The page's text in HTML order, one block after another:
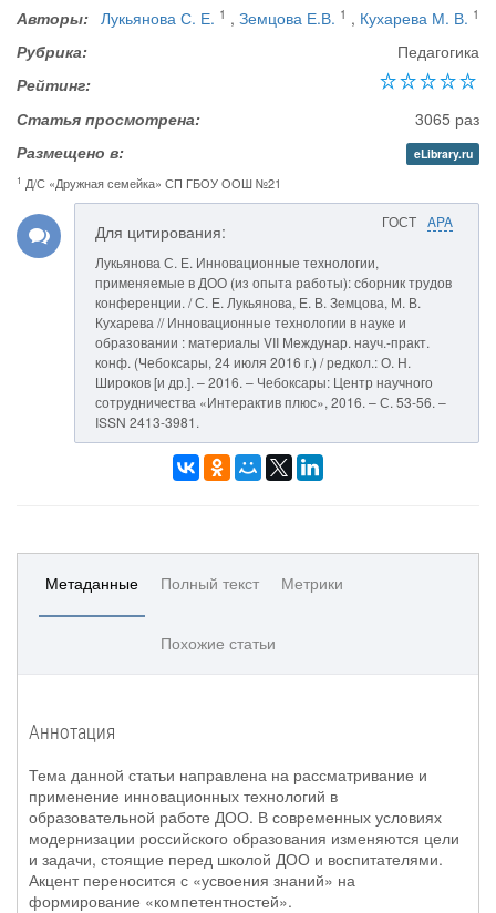
Авторы: Лукьянова С. Е. 1 , Земцова Е.В. 1 , Кухарева М. В. 1
Рубрика:
Педагогика
Рейтинг:
Статья просмотрена:
3065 раз
Размещено в:
eLibrary.ru
1 Д/С «Дружная семейка» СП ГБОУ ООШ №21
ГОСТ APA
Для цитирования:
Лукьянова С. Е. Инновационные технологии,
применяемые в ДОО (из опыта работы): сборник трудов
конференции. / С. Е. Лукьянова, Е. В. Земцова, М. В.
Кухарева // Инновационные технологии в науке и
образовании : материалы VII Междунар. науч.-практ.
конф. (Чебоксары, 24 июля 2016 г.) / редкол.: О. Н.
Широков [и др.]. – 2016. – Чебоксары: Центр научного
сотрудничества «Интерактив плюс», 2016. – С. 53-56. –
ISSN 2413-3981.
Метаданные Полный текст Метрики
Похожие статьи
Аннотация
Тема данной статьи направлена на рассматривание и
применение инновационных технологий в
образовательной работе ДОО. В современных условиях
модернизации российского образования изменяются цели
и задачи, стоящие перед школой ДОО и воспитателями.
Акцент переносится с «усвоения знаний» на
формирование «компетентностей».